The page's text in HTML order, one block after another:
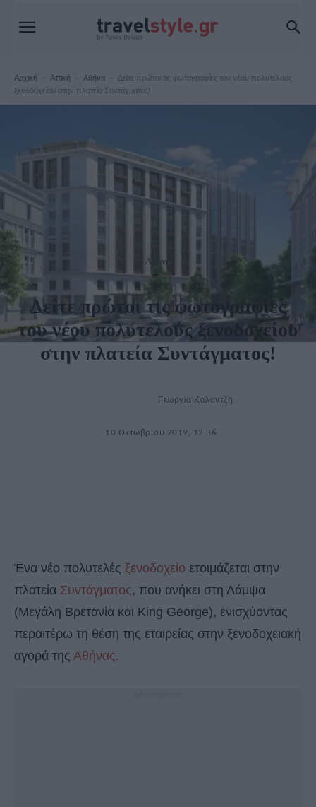
Αρχική Αττική Αθήνα
Δείτε πρώτοι τις φωτογραφίες του νέου πολυτελούς
ξενοδοχείου στην πλατεία Συντάγματος!
Αθήνα
Δείτε πρώτοι τις φωτογραφίες
του νέου πολυτελούς ξενοδοχείου
στην πλατεία Συντάγματος!
Γεωργία Καλαντζή
10 Οκτωβρίου 2019, 12:36
Ένα νέο πολυτελές ξενοδοχείο ετοιμάζεται στην
πλατεία Συντάγματος, που ανήκει στη Λάμψα
(Μεγάλη Βρετανία και Κing George), ενισχύοντας
περαιτέρω τη θέση της εταιρείας στην ξενοδοχειακή
αγορά της Αθήνας.